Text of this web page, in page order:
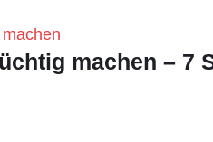
machen – 7